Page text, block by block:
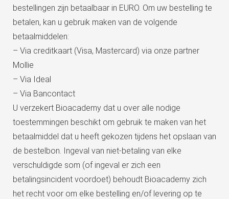
bestellingen zijn betaalbaar in EURO. Om uw bestelling te
betalen, kan u gebruik maken van de volgende
betaalmiddelen:
– Via creditkaart (Visa, Mastercard) via onze partner
Mollie
– Via Ideal
– Via Bancontact
U verzekert Bioacademy dat u over alle nodige
toestemmingen beschikt om gebruik te maken van het
betaalmiddel dat u heeft gekozen tijdens het opslaan van
de bestelbon. Ingeval van niet-betaling van elke
verschuldigde som (of ingeval er zich een
betalingsincident voordoet) behoudt Bioacademy zich
het recht voor om elke bestelling en/of levering op te